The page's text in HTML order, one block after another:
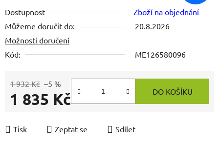
Dostupnost
Zboží na objednání
Můžeme doručit do:
20.8.2026
Možnosti doručení
Kód:
ME126580096
1 932 Kč –5 %
1 835 Kč DO KOŠÍKU
Tisk Zeptat se Sdílet